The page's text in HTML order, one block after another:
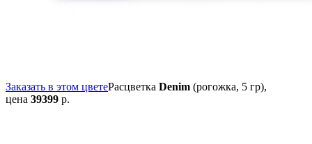
Заказать в этом цветеРасцветка Denim (рогожка, 5 гр),
цена 39399 р.